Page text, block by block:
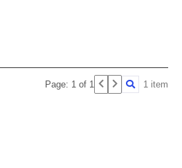
Page: 1 of 1 1 item